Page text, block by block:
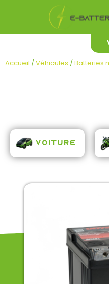
Accueil /Véhicules /Batteries
Voiture